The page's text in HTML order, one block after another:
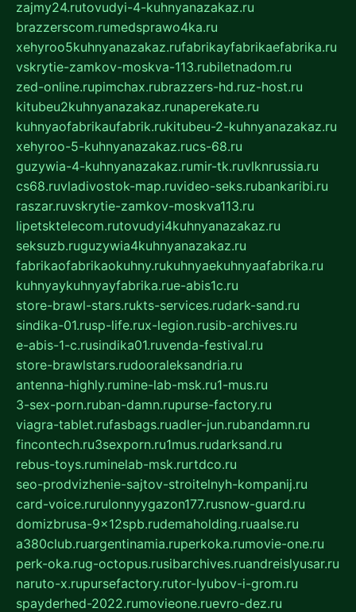
zajmy24.rutovudyi-4-kuhnyanazakaz.ru
brazzerscom.rumedsprawo4ka.ru
xehyroo5kuhnyanazakaz.rufabrikayfabrikaefabrika.ru
vskrytie-zamkov-moskva-113.rubiletnadom.ru
zed-online.rupimchax.rubrazzers-hd.ruz-host.ru
kitubeu2kuhnyanazakaz.runaperekate.ru
kuhnyaofabrikaufabrik.rukitubeu-2-kuhnyanazakaz.ru
xehyroo-5-kuhnyanazakaz.rucs-68.ru
guzywia-4-kuhnyanazakaz.rumir-tk.ruvlknrussia.ru
cs68.ruvladivostok-map.ruvideo-seks.rubankaribi.ru
raszar.ruvskrytie-zamkov-moskva113.ru
lipetsktelecom.rutovudyi4kuhnyanazakaz.ru
seksuzb.ruguzywia4kuhnyanazakaz.ru
fabrikaofabrikaokuhny.rukuhnyaekuhnyaafabrika.ru
kuhnyaykuhnyayfabrika.rue-abis1c.ru
store-brawl-stars.rukts-services.rudark-sand.ru
sindika-01.rusp-life.rux-legion.rusib-archives.ru
e-abis-1-c.rusindika01.ruvenda-festival.ru
store-brawlstars.rudooraleksandria.ru
antenna-highly.rumine-lab-msk.ru1-mus.ru
3-sex-porn.ruban-damn.rupurse-factory.ru
viagra-tablet.rufasbags.ruadler-jun.rubandamn.ru
fincontech.ru3sexporn.ru1mus.rudarksand.ru
rebus-toys.ruminelab-msk.rurtdco.ru
seo-prodvizhenie-sajtov-stroitelnyh-kompanij.ru
card-voice.rurulonnyygazon177.rusnow-guard.ru
domizbrusa-9x12spb.rudemaholding.ruaalse.ru
a380club.ruargentinamia.ruperkoka.rumovie-one.ru
perk-oka.rug-octopus.rusibarchives.ruandreislyusar.ru
naruto-x.rupursefactory.rutor-lyubov-i-grom.ru
spayderhed-2022.rumovieone.ruevro-dez.ru